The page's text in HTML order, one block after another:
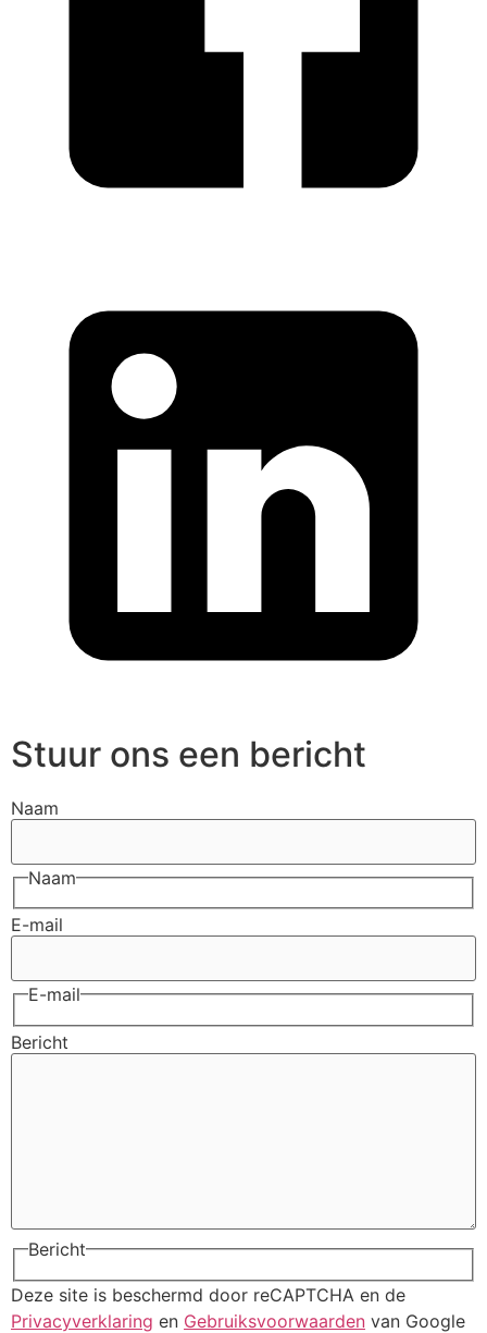
Stuur ons een bericht
Naam
Naam
E-mail
E-mail
Bericht
Bericht
Deze site is beschermd door reCAPTCHA en de
Privacyverklaring en Gebruiksvoorwaarden van Google